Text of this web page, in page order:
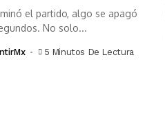
el partido, algo se apagó
No solo...
5 Minutos De Lectura